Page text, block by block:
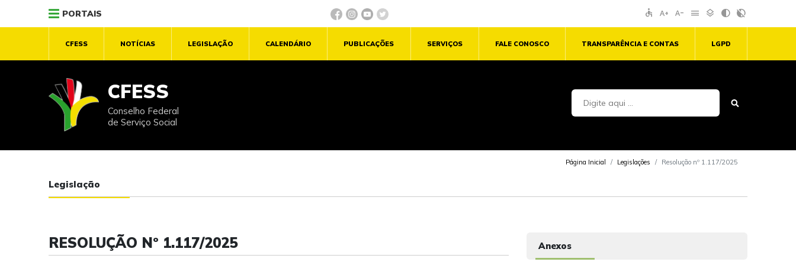
PORTAIS accessible text_increase text_decrease menu layers contrast contrast_rtl_off
CFESS NOTÍCIAS LEGISLAÇÃO CALENDÁRIO PUBLICAÇÕES SERVIÇOS FALE CONOSCO TRANSPARÊNCIA E CONTAS LGPD
CFESS
Conselho Federal
de Serviço Social
Página Inicial Legislações Resolução nº 1.117/2025
Legislação
RESOLUÇÃO Nº 1.117/2025 Anexos